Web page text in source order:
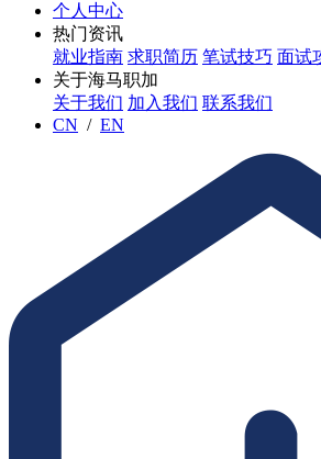
个人中心
热门资讯
就业指南 求职简历 笔试技巧 面试
关于海马职加
关于我们 加入我们 联系我们
CN / EN